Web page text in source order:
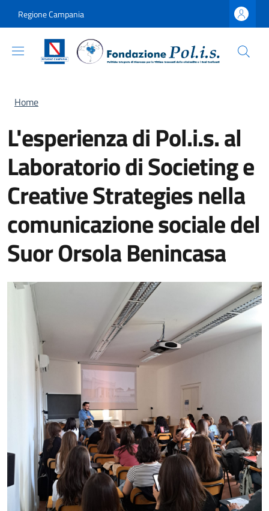
Regione Campania
Briciole di pane
Home
L'esperienza di Pol.i.s. al
Laboratorio di Societing e
Creative Strategies nella
comunicazione sociale del
Suor Orsola Benincasa